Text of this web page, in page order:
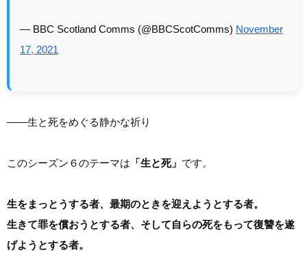
— BBC Scotland Comms (@BBCScotComms) November
17, 2021
――生と死をめぐる静かな祈り
このシーズン６のテーマは 「生と死」 です。
生をまっとうする者、最期のときを迎えようとする者。
生きて罪を償おうとする者、そして自らの死をもって復讐を遂
げようとする者。